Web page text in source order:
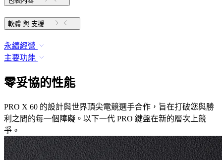
軟體 與 支援
永續經營
主要功能
零妥協的性能
PRO X 60 的設計與世界頂尖電競選手合作，旨在打破您與勝
利之間的每一個障礙。以下一代 PRO 鍵盤在新的層次上競
爭。